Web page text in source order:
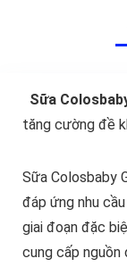
Sữa
tăng cường đề
Sữa Colosbaby
đáp ứng nhu
giai đoạn đặc
cung cấp nguồn